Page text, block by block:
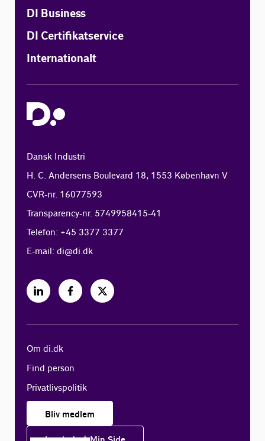
DI Business
DI Certifikatservice
Internationalt
Dansk Industri
H. C. Andersens Boulevard 18, 1553 København V
CVR-nr. 16077593
Transparency-nr. 5749958415-41
Telefon: +45 3377 3377
E-mail:di@di.dk
Om di.dk
Find person
Privatlivspolitik
Bliv medlem